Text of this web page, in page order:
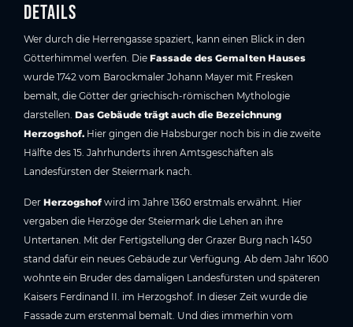
Details
Wer durch die Herrengasse spaziert, kann einen Blick in den
Götterhimmel werfen. Die Fassade des Gemalten Hauses
wurde 1742 vom Barockmaler Johann Mayer mit Fresken
bemalt, die Götter der griechisch-römischen Mythologie
darstellen. Das Gebäude trägt auch die Bezeichnung
Herzogshof. Hier gingen die Habsburger noch bis in die zweite
Hälfte des 15. Jahrhunderts ihren Amtsgeschäften als
Landesfürsten der Steiermark nach.
Der Herzogshof wird im Jahre 1360 erstmals erwähnt. Hier
vergaben die Herzöge der Steiermark die Lehen an ihre
Untertanen. Mit der Fertigstellung der Grazer Burg nach 1450
stand dafür ein neues Gebäude zur Verfügung. Ab dem Jahr 1600
wohnte ein Bruder des damaligen Landesfürsten und späteren
Kaisers Ferdinand II. im Herzogshof. In dieser Zeit wurde die
Fassade zum erstenmal bemalt. Und dies immerhin vom